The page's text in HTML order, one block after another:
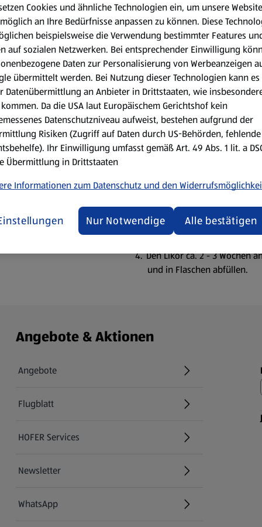
mit der Schritt-für-Schritt-Anleitung! Genieße deinen
Zubereitungsart:
Heidelbeeren waschen
Das Zuckerwasser mit den
Die zerdrückten Beeren mit
Zucker-/ Gewürzwasser
Den Likör ca. 2 - 3 Wochen
und in Flaschen abfüllen.
Angebote & Aktionen
Angebote
Flugblatt
HOFER Services
Newsletter
WhatsApp
Cookies und ähnliche Technologien ein, um unsere Website
an Ihre Bedürfnisse anpassen zu können. Diese
beispielsweise die Verwendung bestimmter Features
auf sozialen Netzwerken. Bei entsprechender Einwilligung
Daten zur Personalisierung von Werbeanzeigen
übermittelt werden. Bei Nutzung dieser Technologien kann es
Datenübermittlung an Anbieter in Drittstaaten, wie
kommen. Da die USA laut Europäischem Gerichtshof kein
Datenschutzniveau aufweist, bestehen aufgrund der
Risiken (Zugriff auf Daten durch US-Behörden, fehlende
Ihr Einwilligung umfasst gemäß Art. 49 Abs. 1 lit. a
Übermittlung in Drittstaaten
Informationen zum Datenschutz und den
Nur Notwendige Alle bestätigen